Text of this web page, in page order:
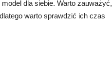
dla siebie. Warto zauważyć,
warto sprawdzić ich czas